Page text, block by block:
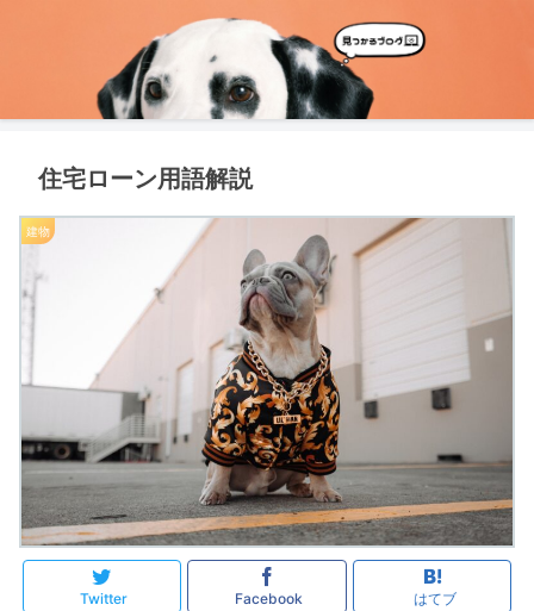
住宅ローン用語解説
建物
Twitter Facebook はてブ